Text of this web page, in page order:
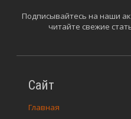
Сайт
Главная
Подписывайтесь на наши
читайте свежие